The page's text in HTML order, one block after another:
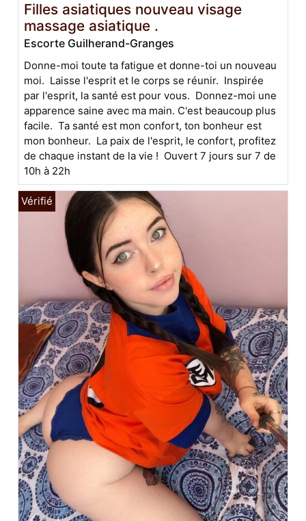
Filles asiatiques nouveau visage
massage asiatique .
Escorte Guilherand-Granges
Donne-moi toute ta fatigue et donne-toi un nouveau
moi. Laisse l'esprit et le corps se réunir. Inspirée
par l'esprit, la santé est pour vous. Donnez-moi une
apparence saine avec ma main. C'est beaucoup plus
facile. Ta santé est mon confort, ton bonheur est
mon bonheur. La paix de l'esprit, le confort, profitez
de chaque instant de la vie ! Ouvert 7 jours sur 7 de
10h à 22h